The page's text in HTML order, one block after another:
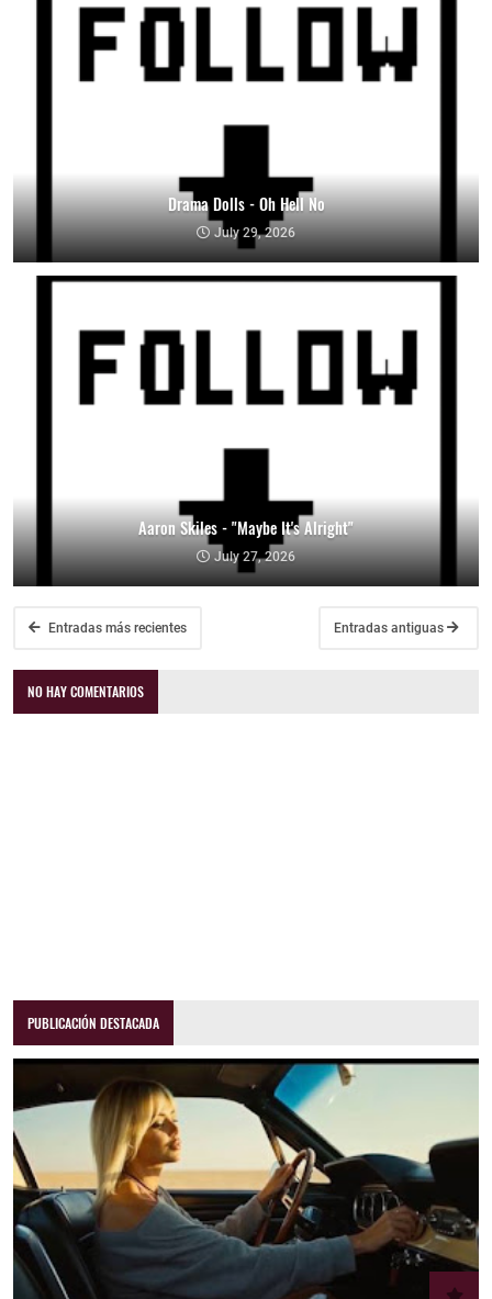
Drama Dolls - Oh Hell No
July 29, 2026
Aaron Skiles - "Maybe It's Alright"
July 27, 2026
Entradas más recientes Entradas antiguas
NO HAY COMENTARIOS
PUBLICACIÓN DESTACADA